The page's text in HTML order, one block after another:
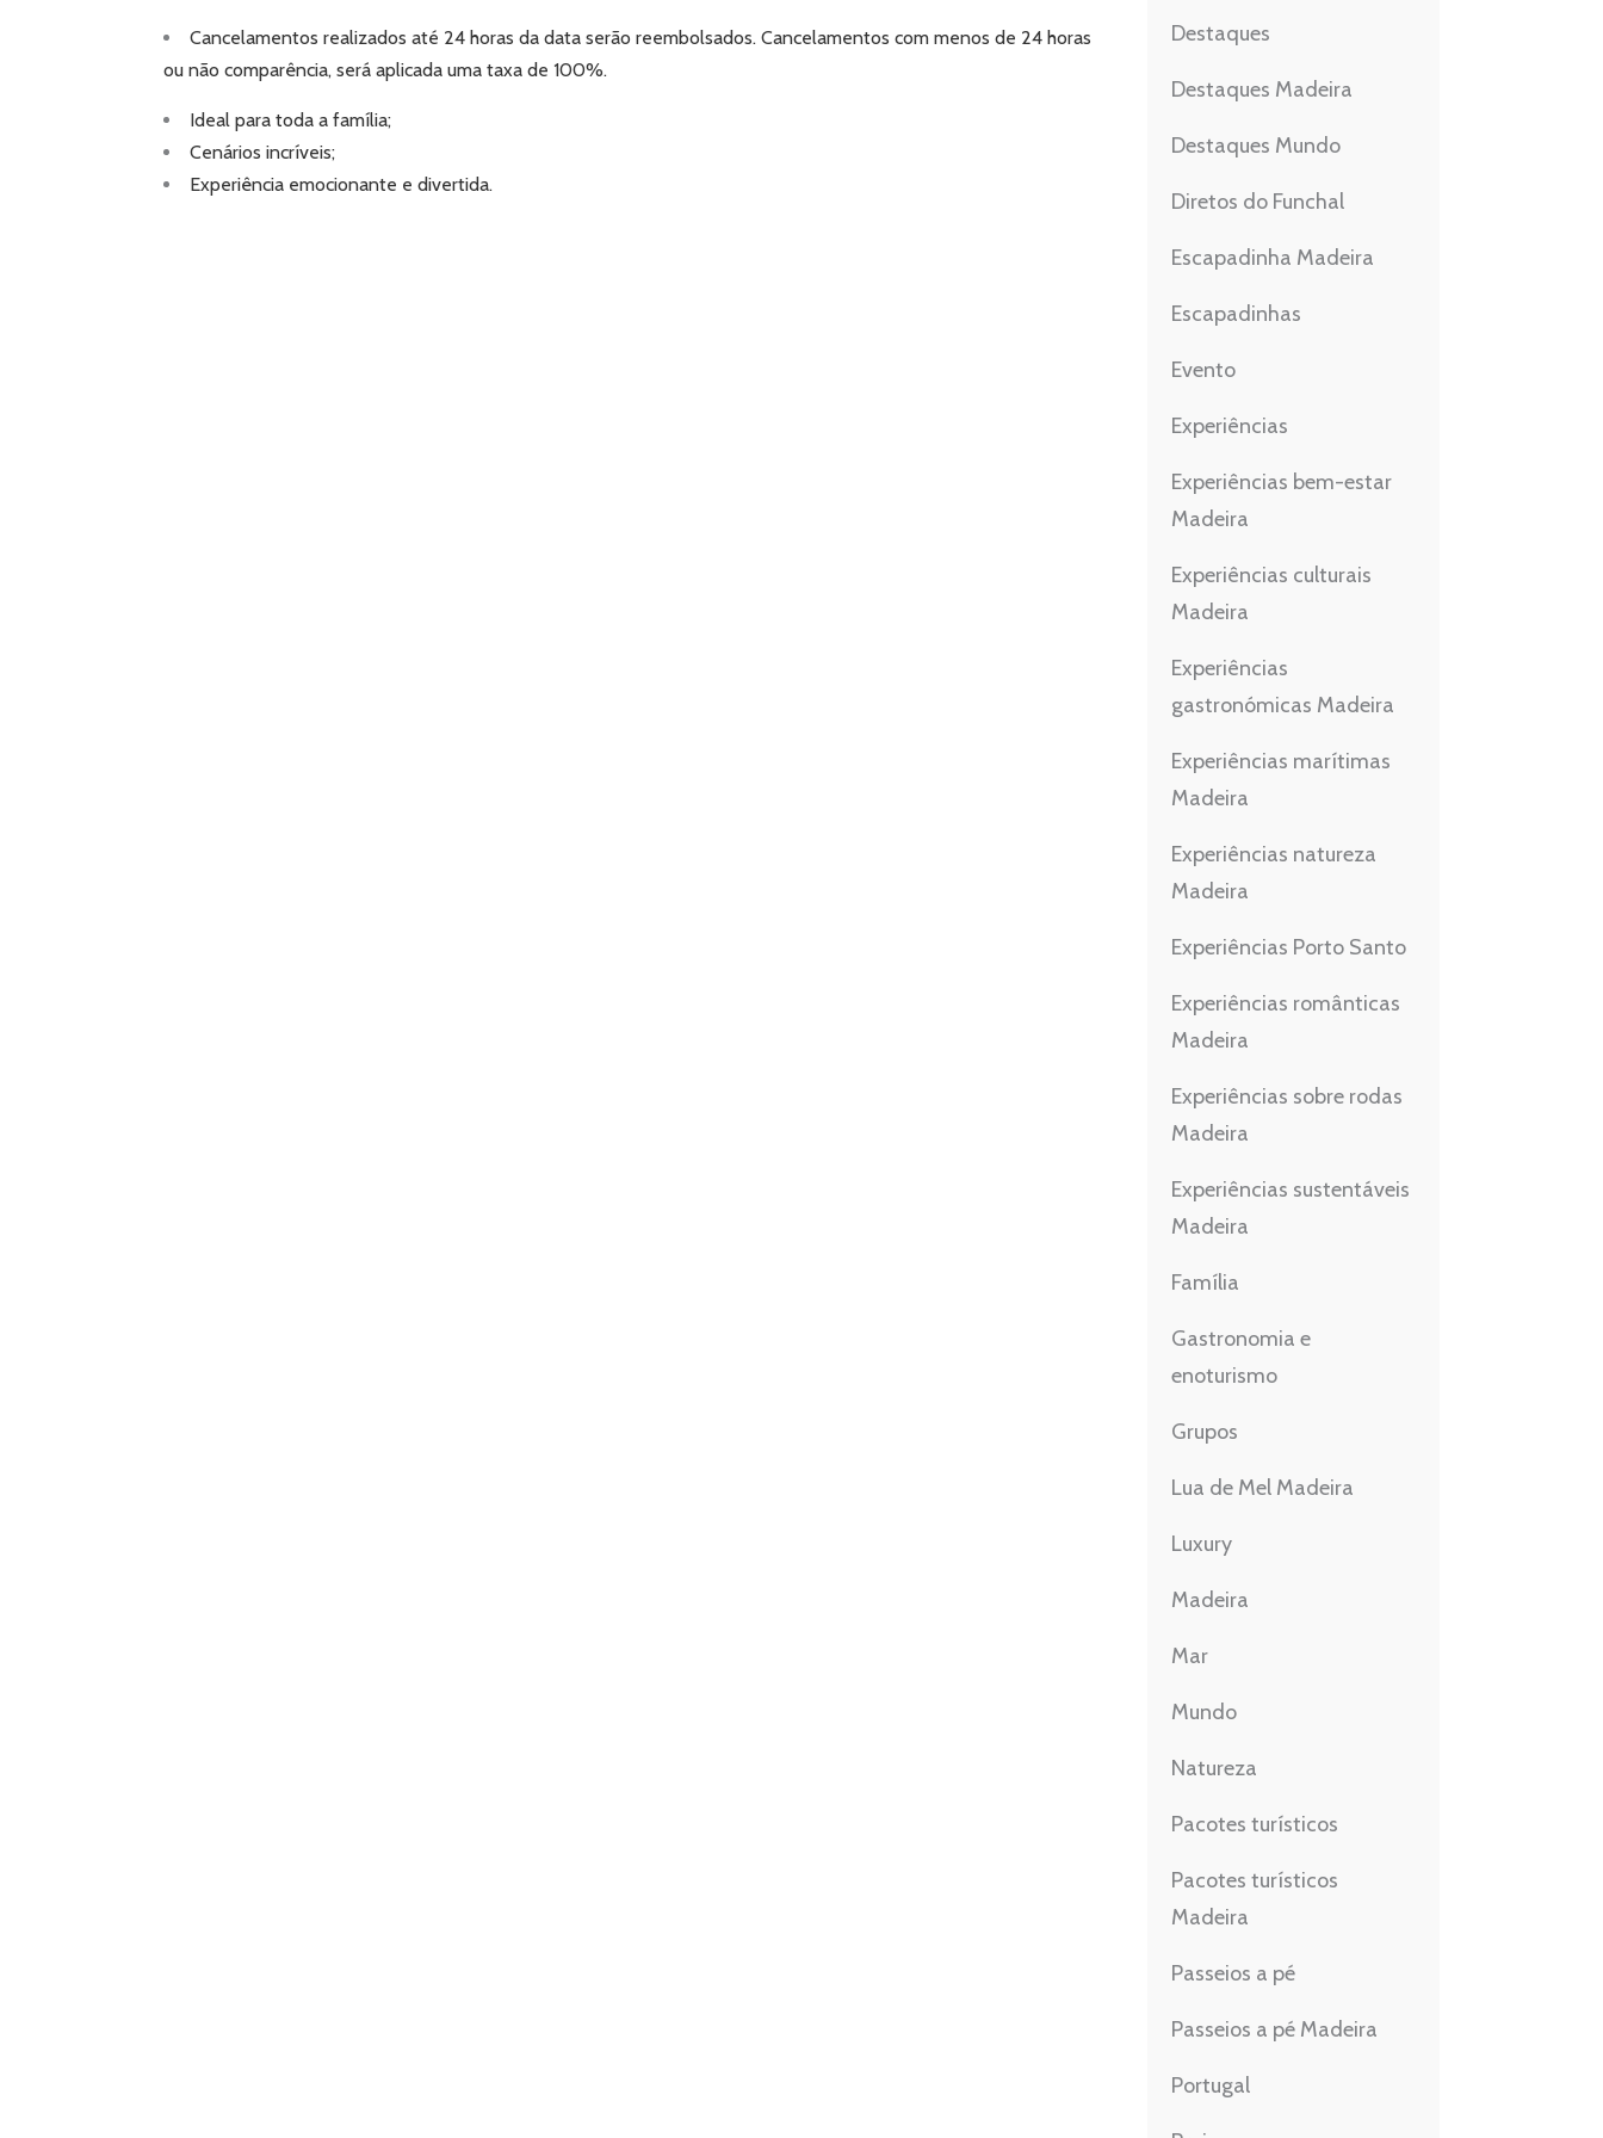
Cancelamentos realizados até 24 horas da data serão reembolsados. Cancelamentos com menos de 24 horas
ou não comparência, será aplicada uma taxa de 100%.
Ideal para toda a família;
Cenários incríveis;
Experiência emocionante e divertida.
Destaques
Destaques Madeira
Destaques Mundo
Diretos do Funchal
Escapadinha Madeira
Escapadinhas
Evento
Experiências
Experiências bem-estar
Madeira
Experiências culturais
Madeira
Experiências
gastronómicas Madeira
Experiências marítimas
Madeira
Experiências natureza
Madeira
Experiências Porto Santo
Experiências românticas
Madeira
Experiências sobre rodas
Madeira
Experiências sustentáveis
Madeira
Família
Gastronomia e
enoturismo
Grupos
Lua de Mel Madeira
Luxury
Madeira
Mar
Mundo
Natureza
Pacotes turísticos
Pacotes turísticos
Madeira
Passeios a pé
Passeios a pé Madeira
Portugal